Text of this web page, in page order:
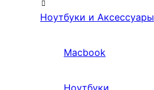
Ноутбуки и Аксессуары
Macbook